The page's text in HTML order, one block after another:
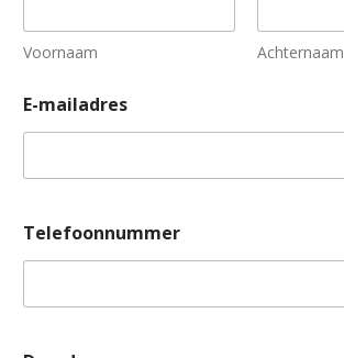
Voornaam Achternaam
E-mailadres
e
l
f
Telefoonnummer